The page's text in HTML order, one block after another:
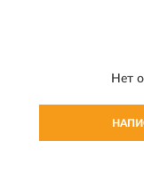
Нет